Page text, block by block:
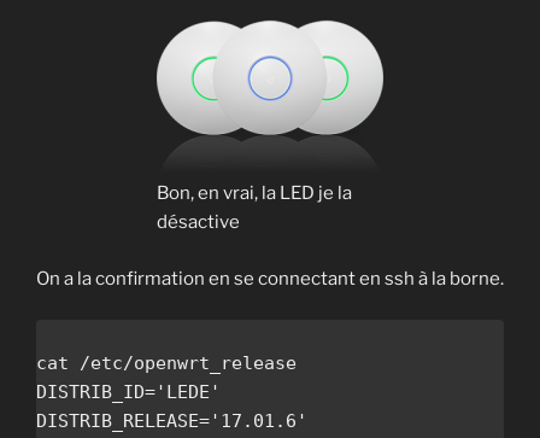
Bon, en vrai, la LED je la
désactive
On a la confirmation en se connectant en ssh à la borne.
cat /etc/openwrt_release
DISTRIB_ID='LEDE'
DISTRIB_RELEASE='17.01.6'